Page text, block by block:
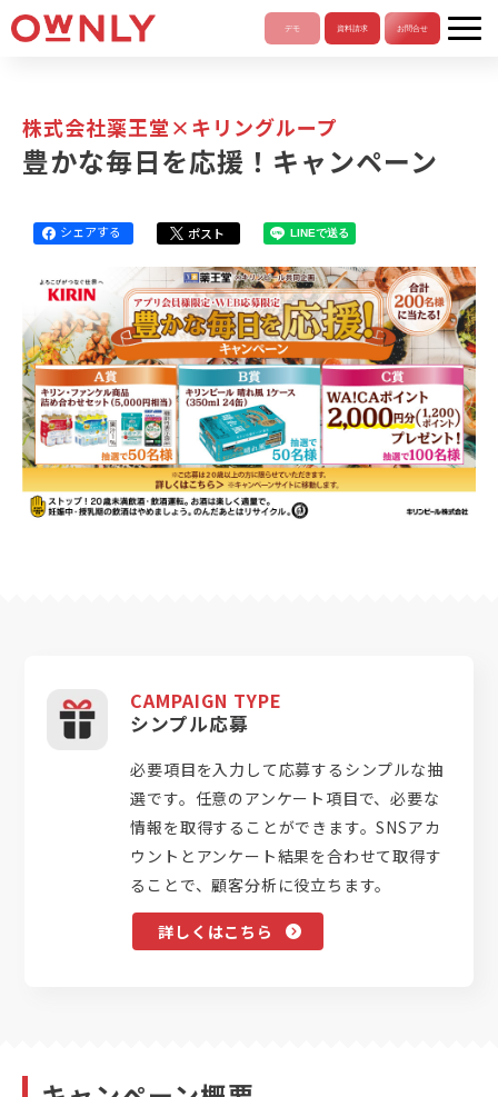
株式会社薬王堂×キリングループ
豊かな毎日を応援！キャンペーン
シェアする ポスト LINEで送る
CAMPAIGN TYPE
シンプル応募
必要項目を入力して応募するシンプルな抽
選です。任意のアンケート項目で、必要な
情報を取得することができます。SNSアカ
ウントとアンケート結果を合わせて取得す
ることで、顧客分析に役立ちます。
詳しくはこちら